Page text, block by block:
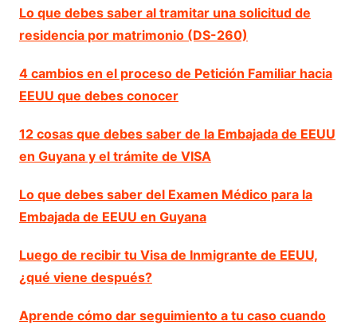
Lo que debes saber al tramitar una solicitud de
residencia por matrimonio (DS-260)
4 cambios en el proceso de Petición Familiar hacia
EEUU que debes conocer
12 cosas que debes saber de la Embajada de EEUU
en Guyana y el trámite de VISA
Lo que debes saber del Examen Médico para la
Embajada de EEUU en Guyana
Luego de recibir tu Visa de Inmigrante de EEUU,
¿qué viene después?
Aprende cómo dar seguimiento a tu caso cuando